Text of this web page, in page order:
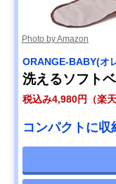
Photo by Amazon
ORANGE-BABY(オ
洗えるソフト
税込み4,980円（楽天
コンパクトに